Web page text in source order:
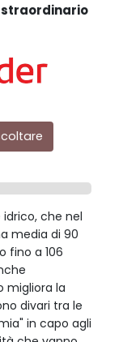
straordinario
che nel
media di 90
fino a 106
migliora la
divari tra le
in capo agli